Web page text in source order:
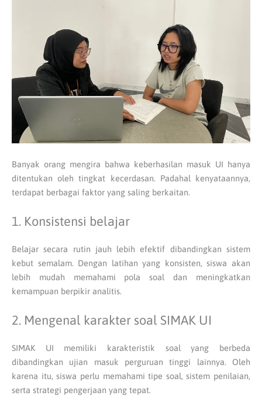
Banyak orang mengira bahwa keberhasilan masuk UI hanya
ditentukan oleh tingkat kecerdasan. Padahal kenyataannya,
terdapat berbagai faktor yang saling berkaitan.
1. Konsistensi belajar
Belajar secara rutin jauh lebih efektif dibandingkan sistem
kebut semalam. Dengan latihan yang konsisten, siswa akan
lebih mudah memahami pola soal dan meningkatkan
kemampuan berpikir analitis.
2. Mengenal karakter soal SIMAK UI
SIMAK UI memiliki karakteristik soal yang berbeda
dibandingkan ujian masuk perguruan tinggi lainnya. Oleh
karena itu, siswa perlu memahami tipe soal, sistem penilaian,
serta strategi pengerjaan yang tepat.